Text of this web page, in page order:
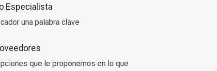
Especialista
una palabra clave
que le proponemos en lo que